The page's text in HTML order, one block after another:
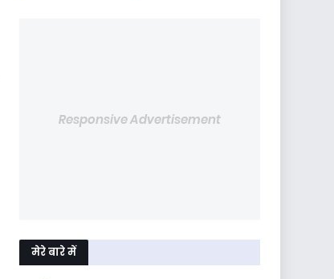
Responsive Advertisement
मेरे बारे में